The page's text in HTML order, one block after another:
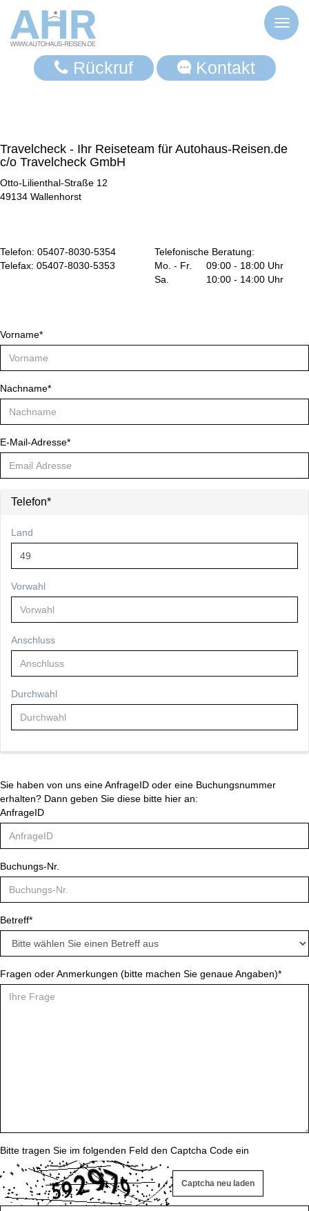
Toggle
Rückruf Kontakt
Travelcheck - Ihr Reiseteam für Autohaus-Reisen.de
c/o Travelcheck GmbH
Otto-Lilienthal-Straße 12
49134 Wallenhorst
Telefon: 05407-8030-5354
Telefonische Beratung:
Telefax: 05407-8030-5353
Mo. - Fr.
Sa.
09:00 - 18:00 Uhr
10:00 - 14:00 Uhr
Vorname*
Nachname*
E-Mail-Adresse*
Telefon*
Land
Vorwahl
Anschluss
Durchwahl
Sie haben von uns eine AnfrageID oder eine Buchungsnummer
erhalten? Dann geben Sie diese bitte hier an:
AnfrageID
Buchungs-Nr.
Betreff*
Fragen oder Anmerkungen (bitte machen Sie genaue Angaben)*
Bitte tragen Sie im folgenden Feld den Captcha Code ein
Captcha neu laden